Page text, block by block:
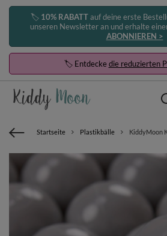
🏷️ 10% RABATTauf deine erste
unseren Newsletter an und erhalte
ABONNIEREN >
🏷️ Entdeckedie reduzierten
Startseite Plastikbälle KiddyMoon